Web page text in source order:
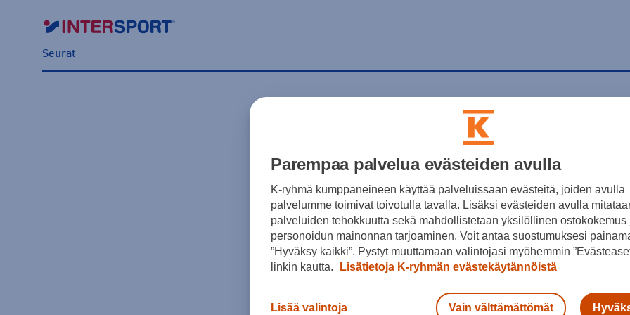
Seurat
Parempaa palvelua evästeiden avulla
K-ryhmä kumppaneineen käyttää palveluissaan evästeitä, joiden avulla
palvelumme toimivat toivotulla tavalla. Lisäksi evästeiden avulla
palveluiden tehokkuutta sekä mahdollistetaan yksilöllinen ostokokemus
personoidun mainonnan tarjoaminen. Voit antaa suostumuksesi
”Hyväksy kaikki”. Pystyt muuttamaan valintojasi myöhemmin
linkin kautta.
Lisätietoja K-ryhmän evästekäytännöistä
Lisää valintoja Vain välttämättömät